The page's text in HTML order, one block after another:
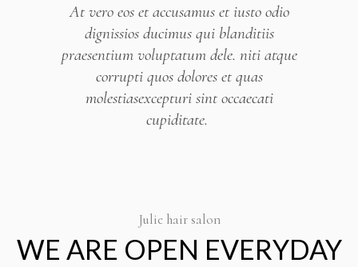
At vero eos et accusamus et iusto odio
dignissios ducimus qui blanditiis
praesentium voluptatum dele. niti atque
corrupti quos dolores et quas
molestiasexcepturi sint occaecati
cupiditate.
Julie hair salon
WE ARE OPEN EVERYDAY